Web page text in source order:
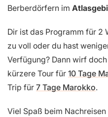
Berberdörfern im
Dir ist das Programm für 2
zu voll oder du hast
Verfügung? Dann wirf
kürzere Tour für 10 Tage
Trip für 7 Tage Marokko.
Viel Spaß beim Nachreisen